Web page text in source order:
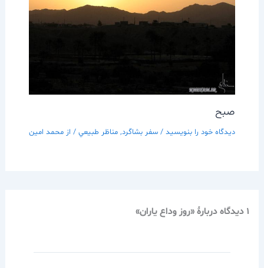
صبح
دیدگاه‌ خود را بنویسید / سفر بشاگرد, مناظر طبيعي/ از محمد امین
1 دیدگاه دربارهٔ «روز وداع ياران»